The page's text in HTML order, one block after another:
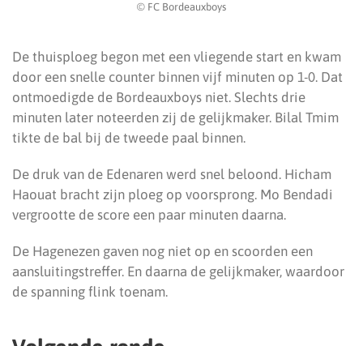
© FC Bordeauxboys
De thuisploeg begon met een vliegende start en kwam
door een snelle counter binnen vijf minuten op 1-0. Dat
ontmoedigde de Bordeauxboys niet. Slechts drie
minuten later noteerden zij de gelijkmaker. Bilal Tmim
tikte de bal bij de tweede paal binnen.
De druk van de Edenaren werd snel beloond. Hicham
Haouat bracht zijn ploeg op voorsprong. Mo Bendadi
vergrootte de score een paar minuten daarna.
De Hagenezen gaven nog niet op en scoorden een
aansluitingstreffer. En daarna de gelijkmaker, waardoor
de spanning flink toenam.